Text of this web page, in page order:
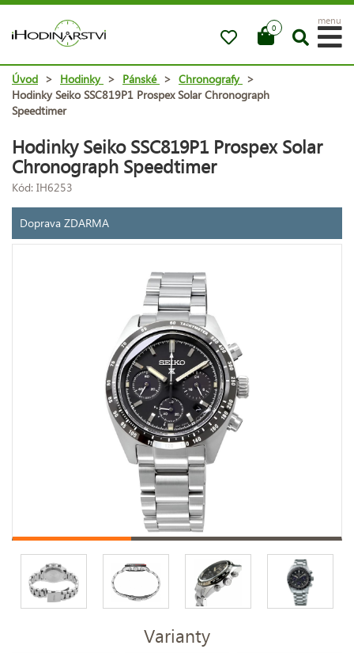
0
menu
Úvod > Hodinky > Pánské > Chronografy >
Hodinky Seiko SSC819P1 Prospex Solar Chronograph
Speedtimer
Hodinky Seiko SSC819P1 Prospex Solar
Chronograph Speedtimer
Kód: IH6253
Doprava ZDARMA
Varianty